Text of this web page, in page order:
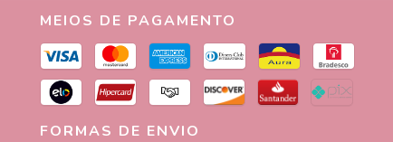
MEIOS DE PAGAMENTO
FORMAS DE ENVIO